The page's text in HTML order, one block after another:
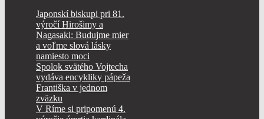
Japonskí biskupi pri 81.
výročí Hirošimy a
Nagasaki: Budujme mier
a voľme slová lásky
namiesto moci
Spolok svätého Vojtecha
vydáva encykliky pápeža
Františka v jednom
zväzku
V Ríme si pripomenú 4.